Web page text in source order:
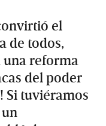
el
de todos,
una reforma
del poder
Si tuviéramos